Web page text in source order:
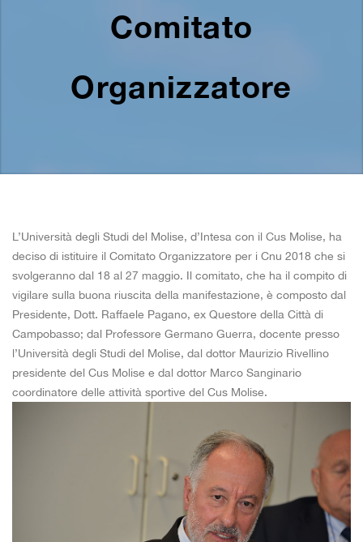
Comitato
Organizzatore
L’Università degli Studi del Molise, d’Intesa con il Cus Molise, ha
deciso di istituire il Comitato Organizzatore per i Cnu 2018 che si
svolgeranno dal 18 al 27 maggio. Il comitato, che ha il compito di
vigilare sulla buona riuscita della manifestazione, è composto dal
Presidente, Dott. Raffaele Pagano, ex Questore della Città di
Campobasso; dal Professore Germano Guerra, docente presso
l’Università degli Studi del Molise, dal dottor Maurizio Rivellino
presidente del Cus Molise e dal dottor Marco Sanginario
coordinatore delle attività sportive del Cus Molise.